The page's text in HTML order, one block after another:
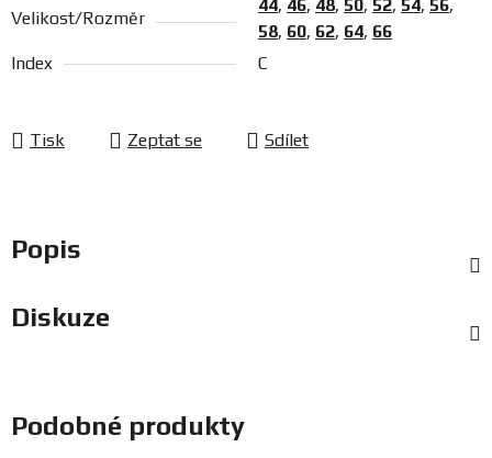
Velikost/Rozměr
44, 46, 48, 50, 52, 54, 56,
58, 60, 62, 64, 66
Index
C
Tisk Zeptat se Sdílet
Popis
Diskuze
Podobné produkty